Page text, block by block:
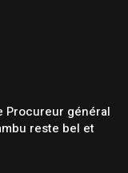
Procureur général
reste bel et